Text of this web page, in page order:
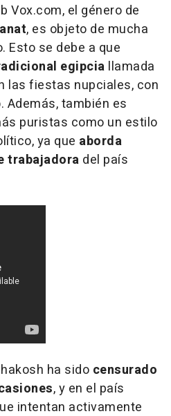
Vox.com, el género de
, es objeto de mucha
Esto se debe a que
egipcia llamada
las fiestas nupciales, con
. Además, también es
puristas como un estilo
ya que aborda
trabajadora del país
ha sido censurado
, y en el país
intentan activamente